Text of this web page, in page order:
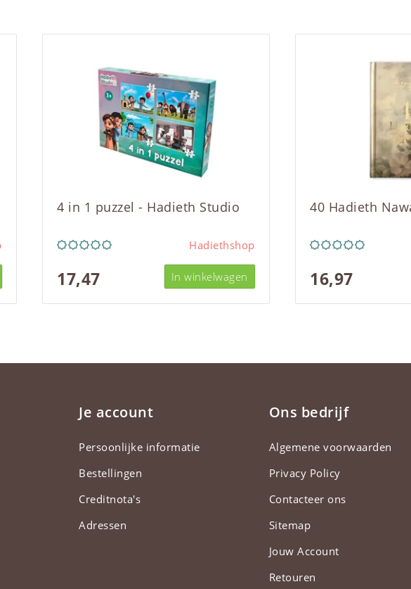
4 in 1 puzzel - Hadieth Studio
Hadiethshop
17,47 In winkelwagen
40 Hadieth
16,97
Je account
Persoonlijke informatie
Bestellingen
Creditnota's
Adressen
Ons bedrijf
Algemene voorwaarden
Privacy Policy
Contacteer ons
Sitemap
Jouw Account
Retouren